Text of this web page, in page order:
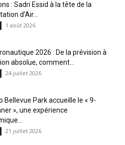
: Sadri Essid à la tête de la
d’Air...
1 août 2026
2026 : De la prévision à
absolue, comment...
24 juillet 2026
Bellevue Park accueille le « 9-
», une expérience
21 juillet 2026